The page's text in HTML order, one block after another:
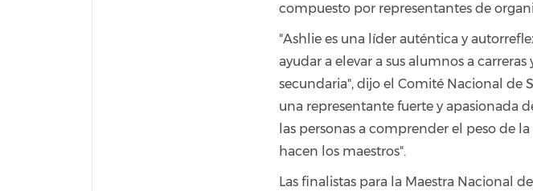
compuesto por representantes de
"Ashlie es una líder auténtica y
ayudar a elevar a sus alumnos a
secundaria", dijo el Comité Nacional de
una representante fuerte y apasionada
las personas a comprender el peso de
hacen los maestros".
Las finalistas para la Maestra Nacional